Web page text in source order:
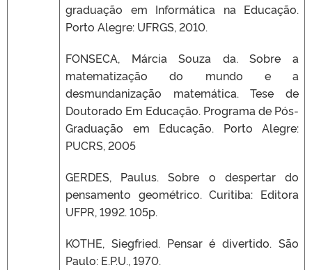
graduação em Informática na Educação.
Porto Alegre: UFRGS, 2010.
FONSECA, Márcia Souza da. Sobre a
matematização do mundo e a
desmundanização matemática. Tese de
Doutorado Em Educação. Programa de Pós-
Graduação em Educação. Porto Alegre:
PUCRS, 2005
GERDES, Paulus. Sobre o despertar do
pensamento geométrico. Curitiba: Editora
UFPR, 1992. 105p.
KOTHE, Siegfried. Pensar é divertido. São
Paulo: E.P.U., 1970.